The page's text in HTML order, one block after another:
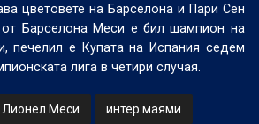
цветовете на Барселона и Пари Сен
Барселона Меси е бил шампион на
печелил е Купата на Испания седем
лига в четири случая.
Лионел Меси интер маями